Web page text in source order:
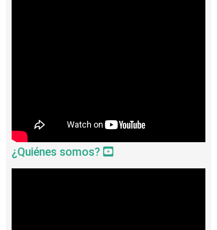
¿Quiénes somos?